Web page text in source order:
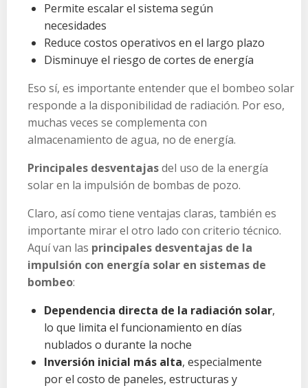
Permite escalar el sistema según
necesidades
Reduce costos operativos en el largo plazo
Disminuye el riesgo de cortes de energía
Eso sí, es importante entender que el bombeo solar
responde a la disponibilidad de radiación. Por eso,
muchas veces se complementa con
almacenamiento de agua, no de energía.
Principales desventajasdel uso de la energía
solar en la impulsión de bombas de pozo.
Claro, así como tiene ventajas claras, también es
importante mirar el otro lado con criterio técnico.
Aquí van las principales desventajas de la
impulsión con energía solar en sistemas de
bombeo:
Dependencia directa de la radiación solar,
lo que limita el funcionamiento en días
nublados o durante la noche
Inversión inicial más alta, especialmente
por el costo de paneles, estructuras y